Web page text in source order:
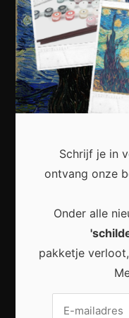
Schrijf je in
ontvang onze
Onder alle
pakketje